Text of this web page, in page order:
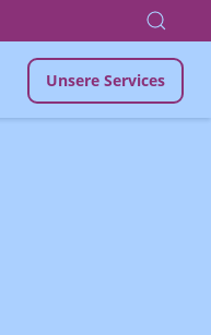
Unsere Services